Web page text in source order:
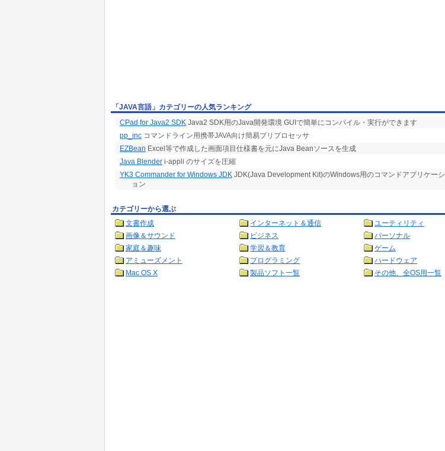
「JAVA言語」カテゴリーの人気ランキング
CPad for Java2 SDK Java2 SDK用のJava開発環境 GUIで簡単にコンパイル・実行ができます
pp_inc コマンドライン用携帯JAVA向け簡易プリプロセッサ
EZBean Excel等で作成した画面項目仕様書を元にJava Beanソースを生成
Java Blender i-appli のサイズを圧縮
YK3 Commander for Windows JDK JDK(Java Development Kit)のWindows用のコマンドアプリケーシ
ョン
カテゴリーから選ぶ
文書作成
インターネット＆通信
ユーティリティ
画像＆サウンド
ビジネス
パーソナル
家庭＆趣味
学習＆教育
ゲーム
アミューズメント
プログラミング
ハードウェア
Mac OS X
製品ソフト一覧 その他、全OS用一覧